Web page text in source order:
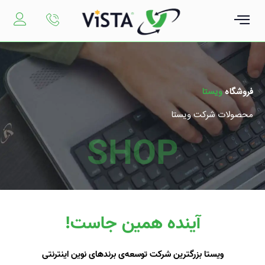
فروشگاهویستا ‌
محصولات شرکت ویستا
SHOP
آینده همین جاست!
ویستا بزرگترین شرکت توسعه‌ی برندهای نوین اینترنتی